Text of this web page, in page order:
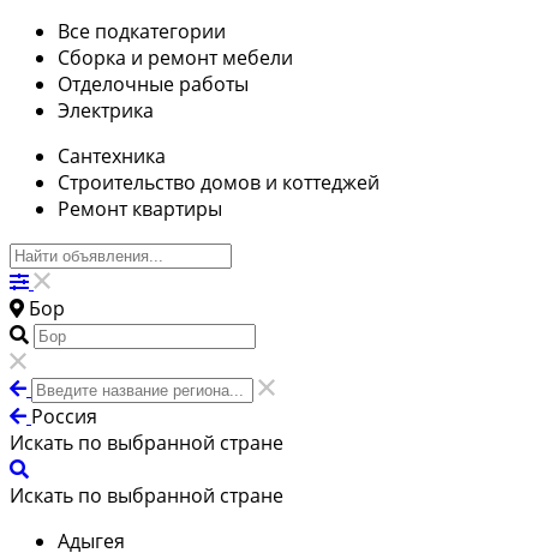
Все подкатегории
Сборка и ремонт мебели
Отделочные работы
Электрика
Сантехника
Строительство домов и коттеджей
Ремонт квартиры
Бор
Россия
Искать по выбранной стране
Искать по выбранной стране
Адыгея